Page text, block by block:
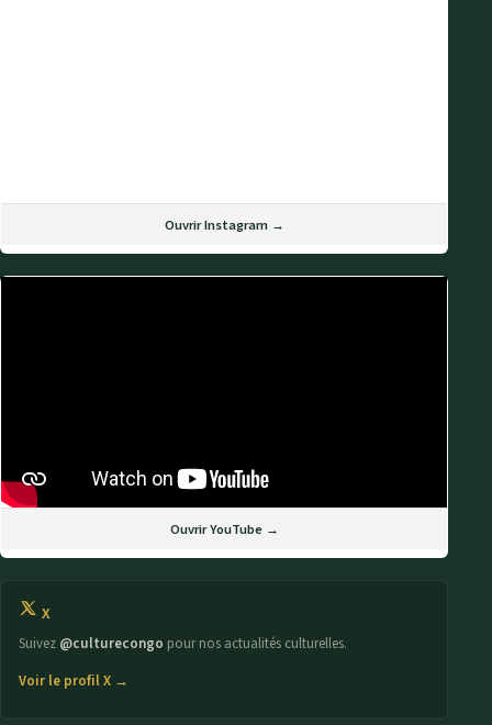
Ouvrir Instagram →
Ouvrir YouTube →
X
Suivez @culturecongo pour nos actualités culturelles.
Voir le profil X →